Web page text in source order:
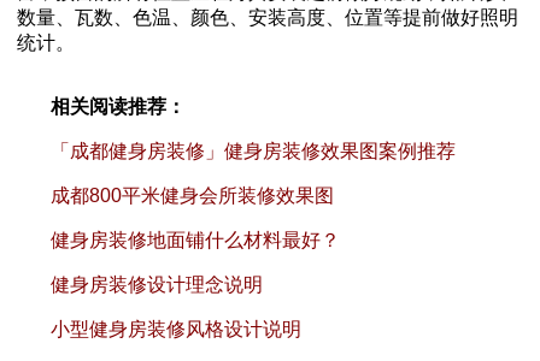
数量、瓦数、色温、颜色、安装高度、位置等提前做好照明
统计。
相关阅读推荐：
「成都健身房装修」健身房装修效果图案例推荐
成都800平米健身会所装修效果图
健身房装修地面铺什么材料最好？
健身房装修设计理念说明
小型健身房装修风格设计说明